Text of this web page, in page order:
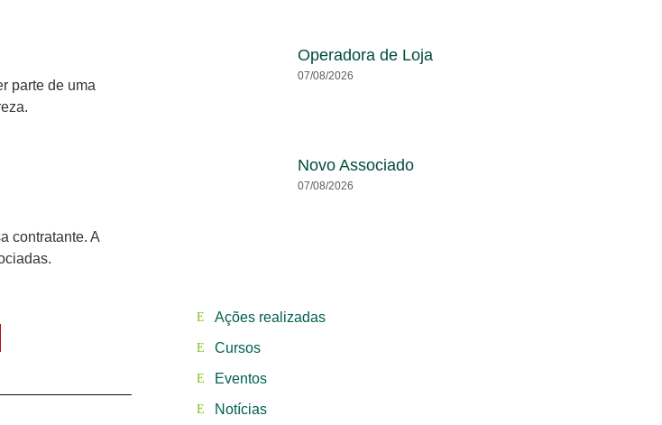
parte de uma
contratante. A
Operadora de Loja
07/08/2026
Novo Associado
07/08/2026
Ações realizadas
Cursos
Eventos
Notícias